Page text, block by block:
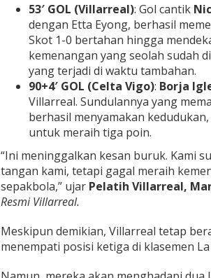
i
c
C
u
b
S
e
m
p
u
r
n
a
!
53′ GOL (Villarreal): Gol cantik
dengan Etta Eyong, berhasil
Skot 1-0 bertahan hingga
kemenangan yang seolah sudah
yang terjadi di waktu tambahan.
90+4′ GOL (Celta Vigo): Borja
Villarreal. Sundulannya yang
berhasil menyamakan
untuk meraih tiga poin.
“Ini meninggalkan kesan buruk. Kami
tangan kami, tetapi gagal meraih
sepakbola,” ujar Pelatih Villarreal,
Resmi Villarreal.
Meskipun demikian, Villarreal tetap
menempati posisi ketiga di klasemen La